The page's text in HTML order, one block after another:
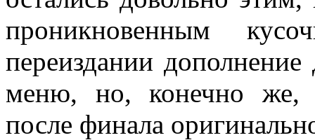
проникновенным
переиздании
меню, но, конечно же,
после финала